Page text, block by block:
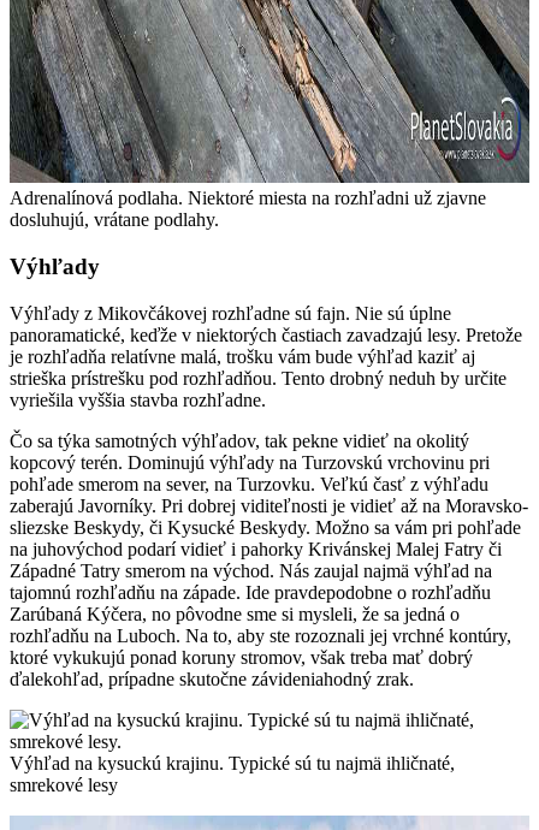
Adrenalínová podlaha. Niektoré miesta na rozhľadni už zjavne
dosluhujú, vrátane podlahy.
Výhľady
Výhľady z Mikovčákovej rozhľadne sú fajn. Nie sú úplne
panoramatické, keďže v niektorých častiach zavadzajú lesy. Pretože
je rozhľadňa relatívne malá, trošku vám bude výhľad kaziť aj
strieška prístrešku pod rozhľadňou. Tento drobný neduh by určite
vyriešila vyššia stavba rozhľadne.
Čo sa týka samotných výhľadov, tak pekne vidieť na okolitý
kopcový terén. Dominujú výhľady na Turzovskú vrchovinu pri
pohľade smerom na sever, na Turzovku. Veľkú časť z výhľadu
zaberajú Javorníky. Pri dobrej viditeľnosti je vidieť až na Moravsko-
sliezske Beskydy, či Kysucké Beskydy. Možno sa vám pri pohľade
na juhovýchod podarí vidieť i pahorky Krivánskej Malej Fatry či
Západné Tatry smerom na východ. Nás zaujal najmä výhľad na
tajomnú rozhľadňu na západe. Ide pravdepodobne o rozhľadňu
Zarúbaná Kýčera, no pôvodne sme si mysleli, že sa jedná o
rozhľadňu na Luboch. Na to, aby ste rozoznali jej vrchné kontúry,
ktoré vykukujú ponad koruny stromov, však treba mať dobrý
ďalekohľad, prípadne skutočne závideniahodný zrak.
Výhľad na kysuckú krajinu. Typické sú tu najmä ihličnaté,
smrekové lesy